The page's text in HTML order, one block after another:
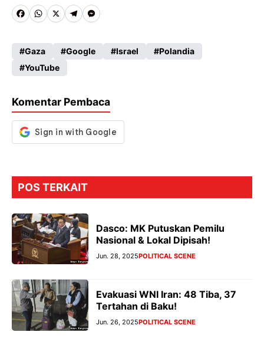
Fa
b
o
k
W
ts
A
p
X
Te
gr
M
se
er
Gaza Google Israel
Polandia
YouTube
Komentar Pembaca
POS TERKAIT
Dasco: MK Putuskan Pemilu
Nasional & Lokal Dipisah!
Jun. 28, 2025POLITICAL SCENE
Evakuasi WNI Iran: 48 Tiba, 37
Tertahan di Baku!
Jun. 26, 2025POLITICAL SCENE